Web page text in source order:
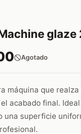
glaze
Agotado
máquina que
acabado final.
una superficie